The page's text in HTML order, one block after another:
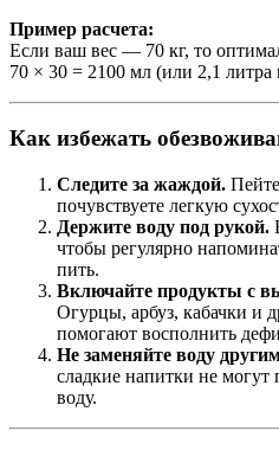
Пример расчета:
Если ваш вес — 70 кг, то
70 × 30 = 2100 мл (или 2,1 литра
Как избежать
Следите за жаждой.
почувствуете легкую
Держите воду под рукой.
чтобы регулярно
пить.
Включайте продукты с
Огурцы, арбуз, кабачки и
помогают восполнить
Не заменяйте воду
сладкие напитки не
воду.